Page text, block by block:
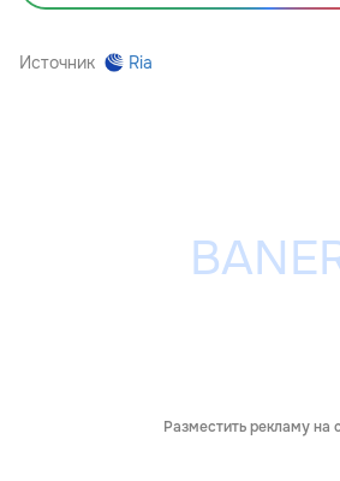
Источник Ria
Разместить рекламу на